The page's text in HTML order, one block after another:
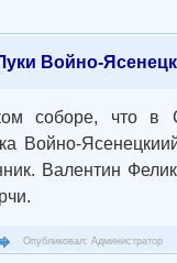
Войно-
соборе, что в
Войно-
Валентин
Опубликовал: Администратор